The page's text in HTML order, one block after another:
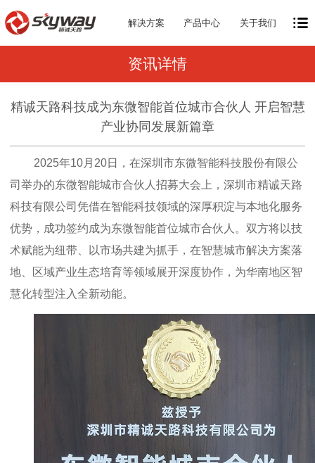
解决方案 产品中心 关于我们
资讯详情
精诚天路科技成为东微智能首位城市合伙人 开启智慧
产业协同发展新篇章
2025年10月20日，在深圳市东微智能科技股份有限公
司举办的东微智能城市合伙人招募大会上，深圳市精诚天路
科技有限公司凭借在智能科技领域的深厚积淀与本地化服务
优势，成功签约成为东微智能首位城市合伙人。双方将以技
术赋能为纽带、以市场共建为抓手，在智慧城市解决方案落
地、区域产业生态培育等领域展开深度协作，为华南地区智
慧化转型注入全新动能。